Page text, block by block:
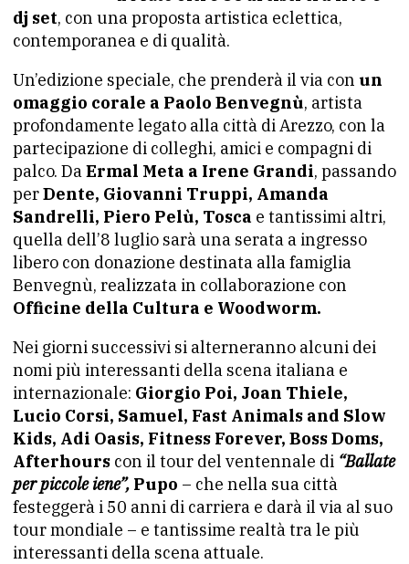
dj set, con una proposta artistica eclettica,
contemporanea e di qualità.
Un’edizione speciale, che prenderà il via con un
omaggio corale a Paolo Benvegnù, artista
profondamente legato alla città di Arezzo, con la
partecipazione di colleghi, amici e compagni di
palco. DaErmal Meta a Irene Grandi, passando
perDente, Giovanni Truppi, Amanda
Sandrelli, Piero Pelù, Tosca e tantissimi altri,
quella dell’8 luglio sarà una serata a ingresso
libero con donazione destinata alla famiglia
Benvegnù, realizzata in collaborazione con
Officine della Cultura e Woodworm.
Nei giorni successivi si alterneranno alcuni dei
nomi più interessanti della scena italiana e
internazionale: Giorgio Poi, Joan Thiele,
Lucio Corsi, Samuel, Fast Animals and Slow
Kids, Adi Oasis, Fitness Forever, Boss Doms,
Afterhours con il tour del ventennale di “Ballate
per piccole iene”, Pupo – che nella sua città
festeggerà i 50 anni di carriera e darà il via al suo
tour mondiale – e tantissime realtà tra le più
interessanti della scena attuale.